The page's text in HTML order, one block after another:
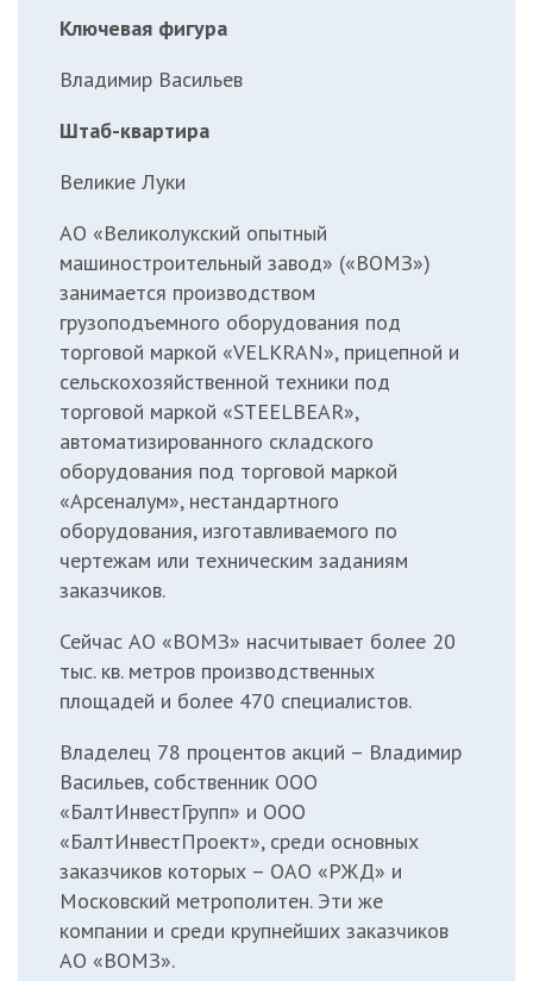
Ключевая фигура
Владимир Васильев
Штаб-квартира
Великие Луки
АО «Великолукский опытный
машиностроительный завод» («ВОМЗ»)
занимается производством
грузоподъемного оборудования под
торговой маркой «VELKRAN», прицепной и
сельскохозяйственной техники под
торговой маркой «STEELBEAR»,
автоматизированного складского
оборудования под торговой маркой
«Арсеналум», нестандартного
оборудования, изготавливаемого по
чертежам или техническим заданиям
заказчиков.
Сейчас АО «ВОМЗ» насчитывает более 20
тыс. кв. метров производственных
площадей и более 470 специалистов.
Владелец 78 процентов акций – Владимир
Васильев, собственник ООО
«БалтИнвестГрупп» и ООО
«БалтИнвестПроект», среди основных
заказчиков которых – ОАО «РЖД» и
Московский метрополитен. Эти же
компании и среди крупнейших заказчиков
АО «ВОМЗ».